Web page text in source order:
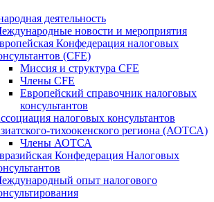
деятельность
новости и мероприятия
Конфедерация налоговых
(CFE)
Миссия и структура CFE
Члены CFE
Европейский справочник налоговых
консультантов
налоговых консультантов
тихоокенского региона (АОТСА)
Члены АОТСА
Конфедерация Налоговых
опыт налогового